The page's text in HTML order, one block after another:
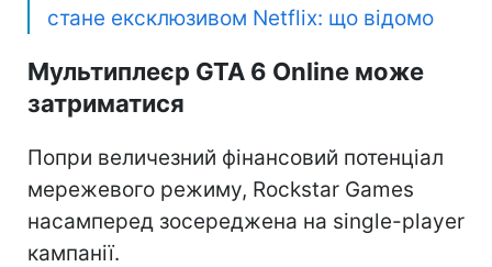
стане ексклюзивом Netflix: що відомо
Мультиплеєр GTA 6 Online може
затриматися
Попри величезний фінансовий потенціал
мережевого режиму, Rockstar Games
насамперед зосереджена на single-player
кампанії.